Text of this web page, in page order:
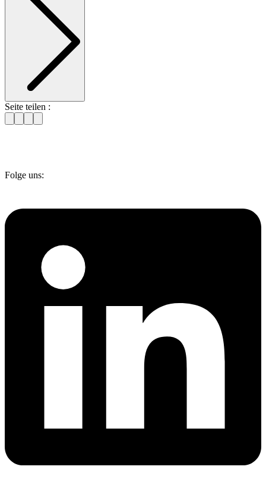
Seite teilen :
Folge uns: